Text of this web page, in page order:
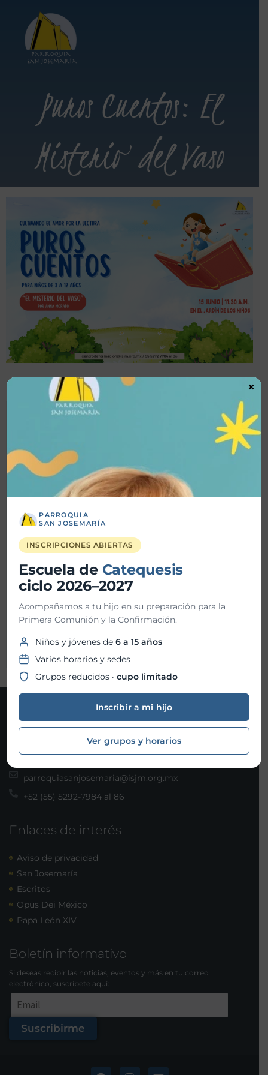
Puros Cuentos: El
Misterio del Vaso
Fecha inicio:
Fecha fin:15-06-2025
Hora inicio:
Hora fin:12:00 PM
Ubicación:Parroquia San Josemaría
Contacto
Joaquín Gallo 101, Col. Santa Fe, Álvaro Obregón, C.P.
parroquiasanjosemaria@isjm.org.mx
+52 (55) 5292-7984 al 86
Enlaces de interés
Aviso de privacidad
San Josemaría
Escritos
Opus Dei México
Papa León XIV
Boletín informativo
Si deseas recibir las noticias, eventos y más en tu correo
electrónico, suscríbete aquí:
Suscribirme
PARROQUIA
SAN JOSEMARÍA
INSCRIPCIONES ABIERTAS
Escuela de Catequesis
ciclo 2026–2027
Acompañamos a tu hijo en su preparación para la
Primera Comunión y la Confirmación.
Niños y jóvenes de6 a 15 años
Varios horarios y sedes
Grupos reducidos ·cupo limitado
Inscribir a mi hijo
Ver grupos y horarios
×